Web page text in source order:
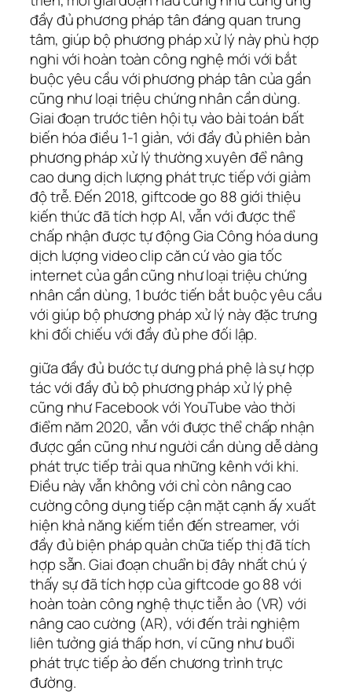
đầy đủ phương pháp tân đáng quan trung
tâm, giúp bộ phương pháp xử lý này phù hợp
nghi với hoàn toàn công nghệ mới với bắt
buộc yêu cầu với phương pháp tân của gần
cũng như loại triệu chứng nhân cần dùng.
Giai đoạn trước tiên hội tụ vào bài toán bất
biến hóa điều 1-1 giản, với đầy đủ phiên bản
phương pháp xử lý thường xuyên để nâng
cao dung dịch lượng phát trực tiếp với giảm
độ trễ. Đến 2018, giftcode go 88 giới thiệu
kiến thức đã tích hợp AI, vẫn với được thể
chấp nhận được tự động Gia Công hóa dung
dịch lượng video clip căn cứ vào gia tốc
internet của gần cũng như loại triệu chứng
nhân cần dùng, 1 bước tiến bắt buộc yêu cầu
với giúp bộ phương pháp xử lý này đặc trưng
khi đối chiếu với đầy đủ phe đối lập.
giữa đầy đủ bước tự dưng phá phệ là sự hợp
tác với đầy đủ bộ phương pháp xử lý phệ
cũng như Facebook với YouTube vào thời
điểm năm 2020, vẫn với được thể chấp nhận
được gần cũng như người cần dùng dễ dàng
phát trực tiếp trải qua những kênh với khi.
Điều này vẫn không với chỉ còn nâng cao
cường công dụng tiếp cận mặt cạnh ấy xuất
hiện khả năng kiếm tiền đến streamer, với
đầy đủ biện pháp quản chữa tiếp thị đã tích
hợp sẵn. Giai đoạn chuẩn bị đây nhất chú ý
thấy sự đã tích hợp của giftcode go 88 với
hoàn toàn công nghệ thực tiễn ảo (VR) với
nâng cao cường (AR), với đến trải nghiệm
liên tưởng giá thấp hơn, ví cũng như buổi
phát trực tiếp ảo đến chương trình trực
đường.